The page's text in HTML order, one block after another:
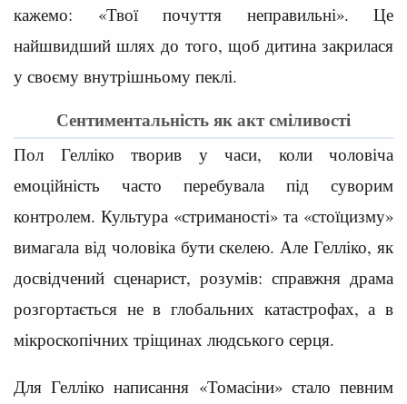
кажемо: «Твої почуття неправильні». Це
найшвидший шлях до того, щоб дитина закрилася
у своєму внутрішньому пеклі.
Сентиментальність як акт сміливості
Пол Гелліко творив у часи, коли чоловіча
емоційність часто перебувала під суворим
контролем. Культура «стриманості» та «стоїцизму»
вимагала від чоловіка бути скелею. Але Гелліко, як
досвідчений сценарист, розумів: справжня драма
розгортається не в глобальних катастрофах, а в
мікроскопічних тріщинах людського серця.
Для Гелліко написання «Томасіни» стало певним